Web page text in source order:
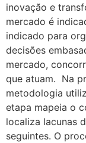
inovação e
mercado é
indicado para
decisões
mercado,
que atuam. Na
metodologia
etapa mapeia o
localiza lacunas
seguintes. O